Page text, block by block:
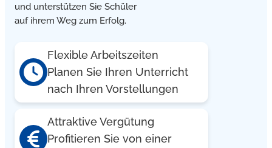
und unterstützen Sie Schüler
auf ihrem Weg zum Erfolg.
Flexible Arbeitszeiten
Planen Sie Ihren Unterricht
nach Ihren Vorstellungen
Attraktive Vergütung
Profitieren Sie von einer